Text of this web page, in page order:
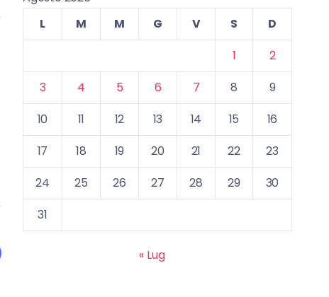
L
M M G V S
D
1
2
3
4 5 6 7 8
9
10
11 12 13 14 15
16
17
18 19 20 21 22
23
24
25 26 27 28 29
30
31
« Lug